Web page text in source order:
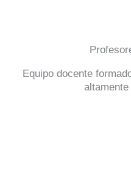
Equipo docente